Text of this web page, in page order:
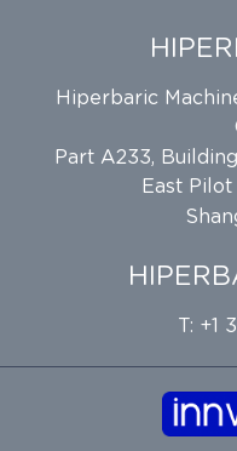
Hiperbaric
Part A233,
East
T: